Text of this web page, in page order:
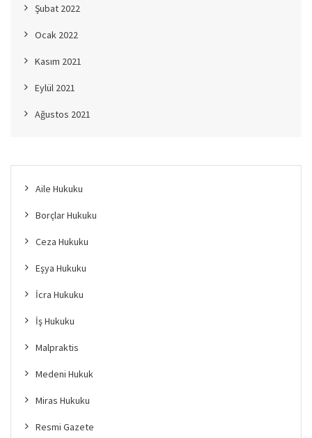
Şubat 2022
Ocak 2022
Kasım 2021
Eylül 2021
Ağustos 2021
Aile Hukuku
Borçlar Hukuku
Ceza Hukuku
Eşya Hukuku
İcra Hukuku
İş Hukuku
Malpraktis
Medeni Hukuk
Miras Hukuku
Resmi Gazete